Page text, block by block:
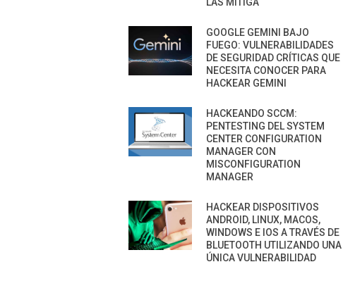
GOOGLE GEMINI BAJO
FUEGO: VULNERABILIDADES
DE SEGURIDAD CRÍTICAS QUE
NECESITA CONOCER PARA
HACKEAR GEMINI
HACKEANDO SCCM:
PENTESTING DEL SYSTEM
CENTER CONFIGURATION
MANAGER CON
MISCONFIGURATION
MANAGER
HACKEAR DISPOSITIVOS
ANDROID, LINUX, MACOS,
WINDOWS E IOS A TRAVÉS DE
BLUETOOTH UTILIZANDO UNA
ÚNICA VULNERABILIDAD